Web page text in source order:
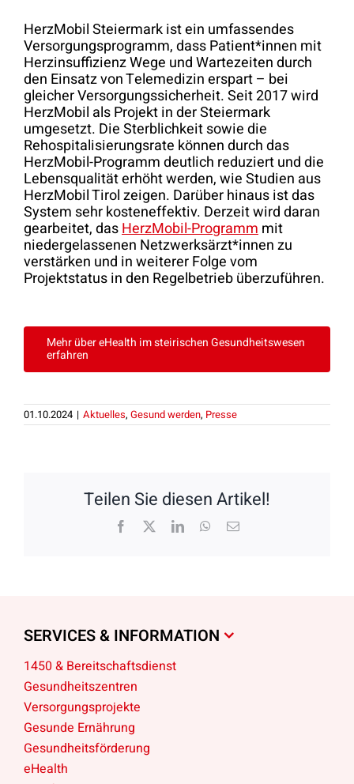
HerzMobil Steiermark ist ein umfassendes
Versorgungsprogramm, dass Patient*innen mit
Herzinsuffizienz Wege und Wartezeiten durch
den Einsatz von Telemedizin erspart – bei
gleicher Versorgungssicherheit. Seit 2017 wird
HerzMobil als Projekt in der Steiermark
umgesetzt. Die Sterblichkeit sowie die
Rehospitalisierungsrate können durch das
HerzMobil-Programm deutlich reduziert und die
Lebensqualität erhöht werden, wie Studien aus
HerzMobil Tirol zeigen. Darüber hinaus ist das
System sehr kosteneffektiv. Derzeit wird daran
gearbeitet, dasHerzMobil-Programmmit
niedergelassenen Netzwerksärzt*innen zu
verstärken und in weiterer Folge vom
Projektstatus in den Regelbetrieb überzuführen.
Mehr über eHealth im steirischen Gesundheitswesen
erfahren
01.10.2024 | Aktuelles, Gesund werden, Presse
Teilen Sie diesen Artikel!
Facebook LinkedInWhatsApp
E-
SERVICES & INFORMATION
1450 & Bereitschaftsdienst
Gesundheitszentren
Versorgungsprojekte
Gesunde Ernährung
Gesundheitsförderung
eHealth